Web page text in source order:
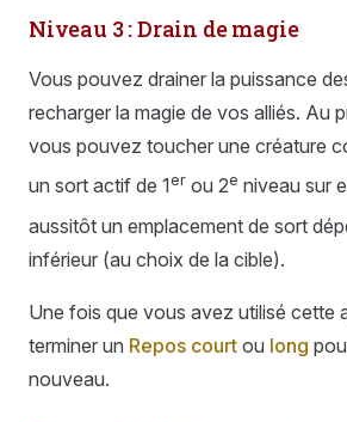
Niveau 3 : Drain de magie
Vous pouvez drainer la puissance
recharger la magie de vos alliés. Au
vous pouvez toucher une créature
un sort actif de 1er ou 2e niveau sur
aussitôt un emplacement de sort
inférieur (au choix de la cible).
Une fois que vous avez utilisé cette
terminer un Repos court ou long
nouveau.